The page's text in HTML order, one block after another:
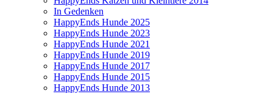
In Gedenken
HappyEnds Hunde 2025
HappyEnds Hunde 2023
HappyEnds Hunde 2021
HappyEnds Hunde 2019
HappyEnds Hunde 2017
HappyEnds Hunde 2015
HappyEnds Hunde 2013